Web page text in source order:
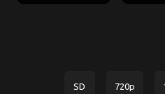
SD 720p